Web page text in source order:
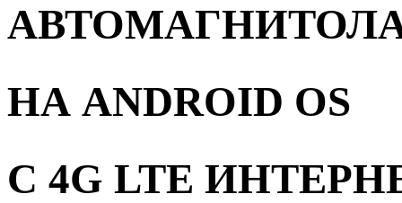
НА ANDROID OS
С 4G LTE